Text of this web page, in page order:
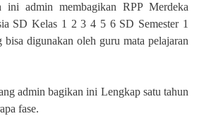
ini admin membagikan RPP Merdeka
SD Kelas 1 2 3 4 5 6 SD Semester 1
digunakan oleh guru mata pelajaran
admin bagikan ini Lengkap satu tahun
fase.